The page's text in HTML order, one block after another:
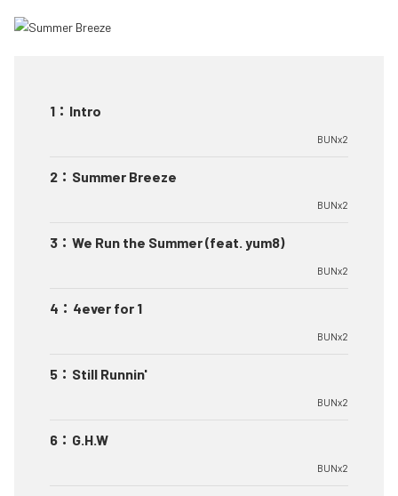
1 ： Intro
BUNx2
2 ： Summer Breeze
BUNx2
3 ： We Run the Summer (feat. yum8)
BUNx2
4 ： 4ever for 1
BUNx2
5 ： Still Runnin'
BUNx2
6 ： G.H.W
BUNx2